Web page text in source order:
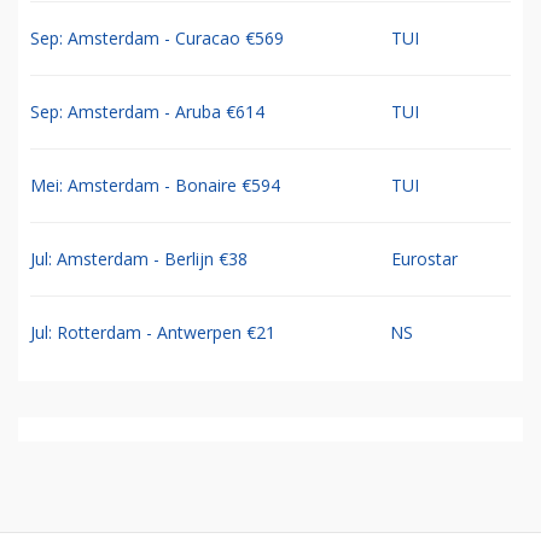
Sep: Amsterdam - Curacao €569 TUI
Sep: Amsterdam - Aruba €614 TUI
Mei: Amsterdam - Bonaire €594 TUI
Jul: Amsterdam - Berlijn €38 Eurostar
Jul: Rotterdam - Antwerpen €21 NS